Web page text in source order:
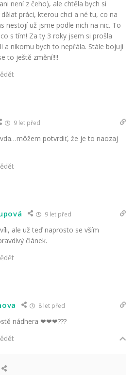
není z čeho), ale chtěla bych si
práci, kterou chci a né tu, co na
nestojí už jsme podle nich na nic. To
s tím! Za ty 3 roky jsem si prošla
a nikomu bych to nepřála. Stále bojuji
to ještě změní!!!!
9 let před
potvrdiť, že je to naozaj
9 let před
ale už teď naprosto se vším
článek.
8 let před
nádhera ❤❤❤???